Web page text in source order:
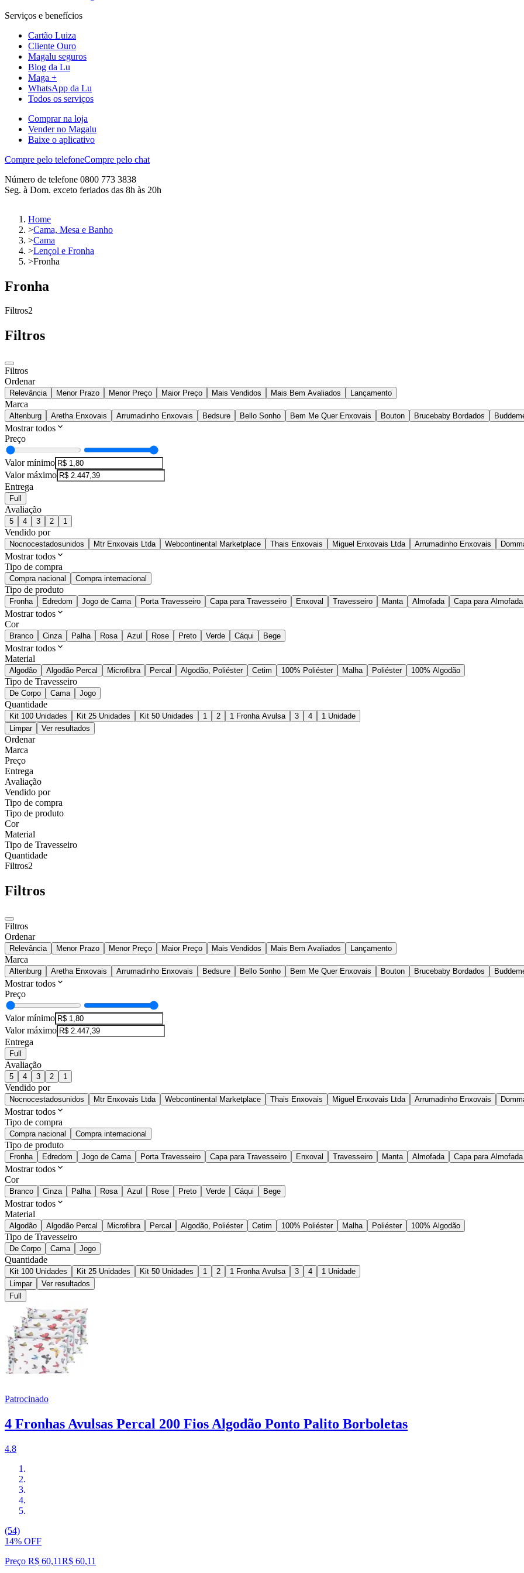
Serviços e benefícios
Cartão Luiza
Cliente Ouro
Magalu seguros
Blog da Lu
Maga +
WhatsApp da Lu
Todos os serviços
Comprar na loja
Vender no Magalu
Baixe o aplicativo
Compre pelo telefoneCompre pelo chat
Número de telefone 0800 773 3838
Seg. à Dom. exceto feriados das 8h às 20h
Home
>Cama, Mesa e Banho
>Cama
>Lençol e Fronha
>Fronha
Fronha
Filtros2
Filtros
Filtros
Ordenar
Relevância Menor Prazo Menor Preço Maior Preço Mais Vendidos Mais Bem Avaliados Lançamento
Marca
Altenburg Aretha Enxovais Arrumadinho Enxovais Bedsure Bello Sonho Bem Me Quer Enxovais Bouton Brucebaby Bordados
Mostrar todos
Preço
Valor mínimo
Valor máximo
Entrega
Full
Avaliação
5 4 3 2 1
Vendido por
Nocnocestadosunidos Mtr Enxovais Ltda Webcontinental Marketplace Thais Enxovais Miguel Enxovais Ltda Arrumadinho Enxovais
Mostrar todos
Tipo de compra
Compra nacional Compra internacional
Tipo de produto
Fronha Edredom Jogo de Cama Porta Travesseiro Capa para Travesseiro Enxoval Travesseiro Manta Almofada Capa para Almofada
Mostrar todos
Cor
Branco Cinza Palha Rosa Azul Rose Preto Verde Cáqui Bege
Mostrar todos
Material
Algodão Algodão Percal Microfibra Percal Algodão, Poliéster Cetim 100% Poliéster Malha Poliéster 100% Algodão
Tipo de Travesseiro
De Corpo Cama Jogo
Quantidade
Kit 100 Unidades Kit 25 Unidades Kit 50 Unidades 1 2 1 Fronha Avulsa 3 4
1 Unidade
Limpar
Ver resultados
Ordenar
Marca
Preço
Entrega
Avaliação
Vendido por
Tipo de compra
Tipo de produto
Cor
Material
Tipo de Travesseiro
Quantidade
Filtros2
Filtros
Filtros
Ordenar
Relevância Menor Prazo Menor Preço Maior Preço Mais Vendidos Mais Bem Avaliados Lançamento
Marca
Altenburg Aretha Enxovais Arrumadinho Enxovais Bedsure Bello Sonho Bem Me Quer Enxovais Bouton Brucebaby Bordados
Mostrar todos
Preço
Valor mínimo
Valor máximo
Entrega
Full
Avaliação
5 4 3 2 1
Vendido por
Nocnocestadosunidos Mtr Enxovais Ltda Webcontinental Marketplace Thais Enxovais Miguel Enxovais Ltda Arrumadinho Enxovais
Mostrar todos
Tipo de compra
Compra nacional Compra internacional
Tipo de produto
Fronha Edredom Jogo de Cama Porta Travesseiro Capa para Travesseiro Enxoval Travesseiro Manta Almofada Capa para Almofada
Mostrar todos
Cor
Branco Cinza Palha Rosa Azul Rose Preto Verde Cáqui Bege
Mostrar todos
Material
Algodão Algodão Percal Microfibra Percal Algodão, Poliéster Cetim 100% Poliéster Malha Poliéster 100% Algodão
Tipo de Travesseiro
De Corpo Cama Jogo
Quantidade
Kit 100 Unidades Kit 25 Unidades Kit 50 Unidades 1 2 1 Fronha Avulsa 3 4
1 Unidade
Limpar
Ver resultados
Full
Patrocinado
4 Fronhas Avulsas Percal 200 Fios Algodão Ponto Palito Borboletas
4.8
(54)
14% OFF
Preço R$ 60,11R$ 60,11